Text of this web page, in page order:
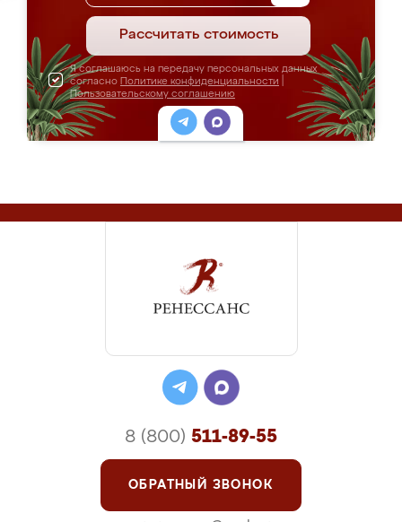
Рассчитать стоимость
Я соглашаюсь на передачу персональных данных
согласно Политике конфиденциальности
Пользовательскому соглашению
8 (800) 511-89-55
ОБРАТНЫЙ ЗВОНОК